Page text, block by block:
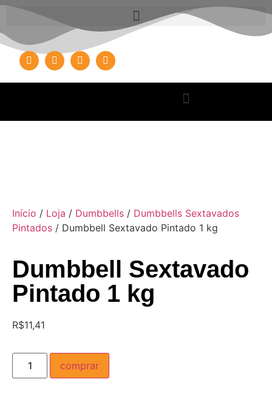
Início / Loja / Dumbbells / Dumbbells Sextavados
Pintados / Dumbbell Sextavado Pintado 1 kg
Dumbbell Sextavado
Pintado 1 kg
R$11,41
comprar